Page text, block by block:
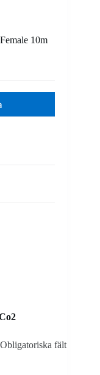
10m
Obligatoriska fält